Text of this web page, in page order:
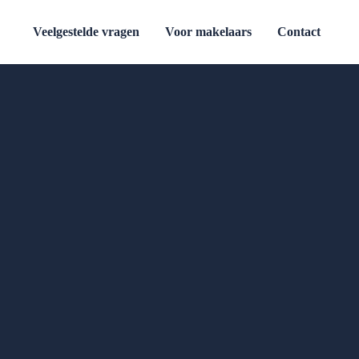
Veelgestelde vragen Voor makelaars Contact